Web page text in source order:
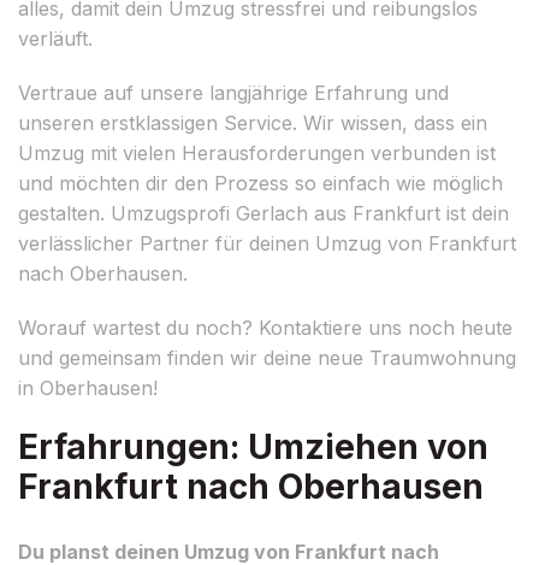
alles, damit dein Umzug stressfrei und reibungslos
verläuft.
Vertraue auf unsere langjährige Erfahrung und
unseren erstklassigen Service. Wir wissen, dass ein
Umzug mit vielen Herausforderungen verbunden ist
und möchten dir den Prozess so einfach wie möglich
gestalten. Umzugsprofi Gerlach aus Frankfurt ist dein
verlässlicher Partner für deinen Umzug von Frankfurt
nach Oberhausen.
Worauf wartest du noch? Kontaktiere uns noch heute
und gemeinsam finden wir deine neue Traumwohnung
in Oberhausen!
Erfahrungen: Umziehen von
Frankfurt nach Oberhausen
Du planst deinen Umzug von Frankfurt nach